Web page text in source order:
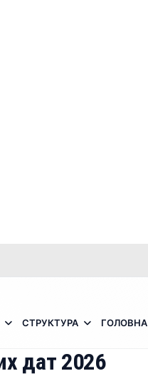
СТРУКТУРА ГОЛОВНА
дат 2026